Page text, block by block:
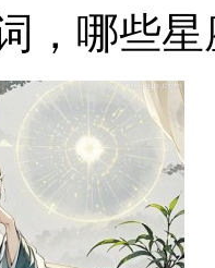
，哪些